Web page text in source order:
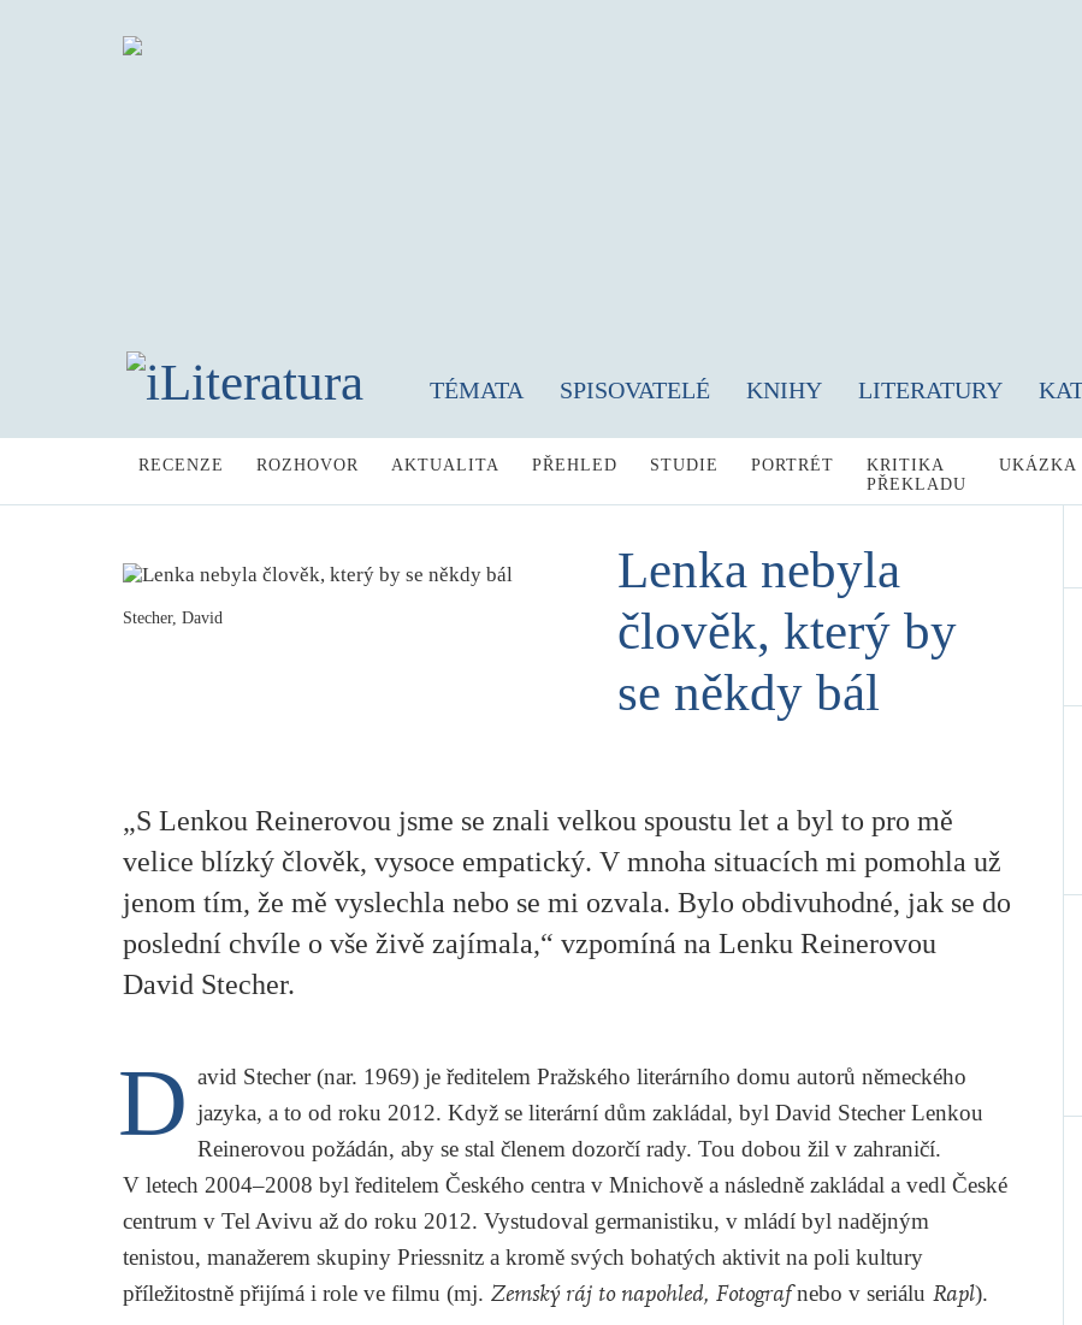
TÉMATA SPISOVATELÉ KNIHY LITERATURY
RECENZE ROZHOVOR AKTUALITA PŘEHLED STUDIE PORTRÉT
KRITIKA
PŘEKLADU
UKÁZKA
Stecher, David
Lenka nebyla
člověk, který by
se někdy bál
„S Lenkou Reinerovou jsme se znali velkou spoustu let a byl to pro mě
velice blízký člověk, vysoce empatický. V mnoha situacích mi pomohla už
jenom tím, že mě vyslechla nebo se mi ozvala. Bylo obdivuhodné, jak se do
poslední chvíle o vše živě zajímala,“ vzpomíná na Lenku Reinerovou
David Stecher.
D avid Stecher (nar. 1969) je ředitelem Pražského literárního domu autorů německého
jazyka, a to od roku 2012. Když se literární dům zakládal, byl David Stecher Lenkou
Reinerovou požádán, aby se stal členem dozorčí rady. Tou dobou žil v zahraničí.
V letech 2004–2008 byl ředitelem Českého centra v Mnichově a následně zakládal a vedl České
centrum v Tel Avivu až do roku 2012. Vystudoval germanistiku, v mládí byl nadějným
tenistou, manažerem skupiny Priessnitz a kromě svých bohatých aktivit na poli kultury
příležitostně přijímá i role ve filmu (mj. Zemský ráj to napohled, Fotografnebo v seriálu Rapl).